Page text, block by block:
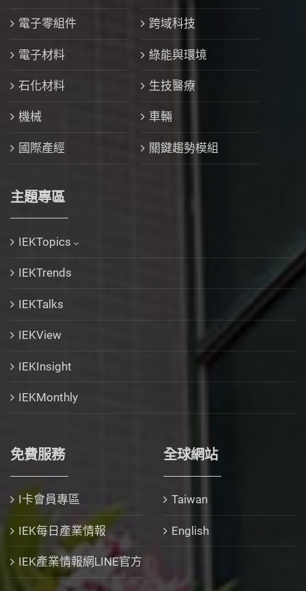
電子零組件 跨域科技
電子材料 綠能與環境
石化材料 生技醫療
機械 車輛
國際產經 關鍵趨勢模組
主題專區
IEKTopics
IEKTrends
IEKTalks
IEKView
IEKInsight
IEKMonthly
免費服務
I卡會員專區
IEK每日產業情報
IEK產業情報網LINE官方
全球網站
Taiwan
English